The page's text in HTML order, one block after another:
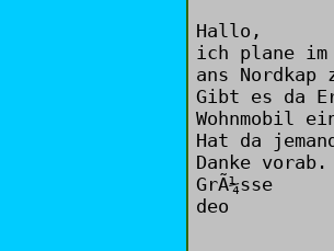
Hallo,
ich plane im
ans Nordkap
Gibt es da
Wohnmobil
Hat da
Danke vorab.
GrÃ¼sse
deo